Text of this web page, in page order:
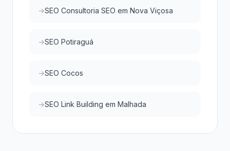
SEO Consultoria SEO em Nova Viçosa
SEO Potiraguá
SEO Cocos
SEO Link Building em Malhada